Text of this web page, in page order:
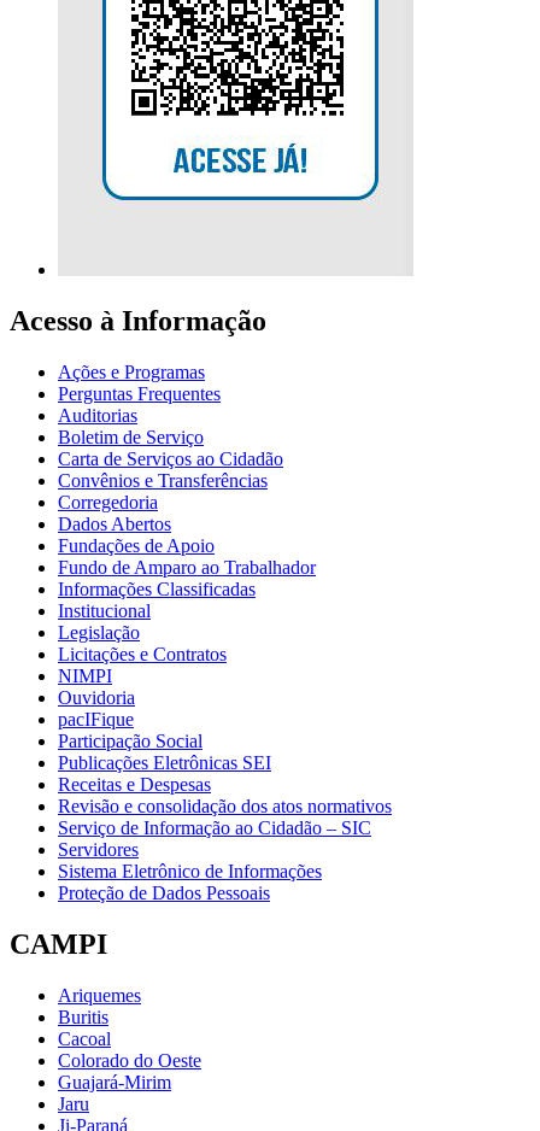
Acesso à Informação
Ações e Programas
Perguntas Frequentes
Auditorias
Boletim de Serviço
Carta de Serviços ao Cidadão
Convênios e Transferências
Corregedoria
Dados Abertos
Fundações de Apoio
Fundo de Amparo ao Trabalhador
Informações Classificadas
Institucional
Legislação
Licitações e Contratos
NIMPI
Ouvidoria
pacIFique
Participação Social
Publicações Eletrônicas SEI
Receitas e Despesas
Revisão e consolidação dos atos normativos
Serviço de Informação ao Cidadão – SIC
Servidores
Sistema Eletrônico de Informações
Proteção de Dados Pessoais
CAMPI
Ariquemes
Buritis
Cacoal
Colorado do Oeste
Guajará-Mirim
Jaru
Ji-Paraná